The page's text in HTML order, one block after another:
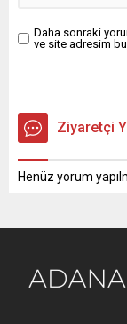
Daha sonraki
ve site adresim
Ziyaretçi
Henüz yorum